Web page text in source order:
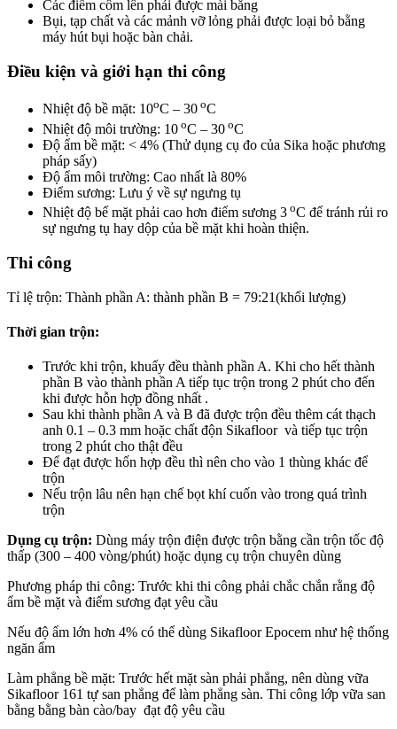
Các điểm côm lên phải được mài bằng
Bụi, tạp chất và các mảnh vỡ lỏng phải được loại bỏ bằng
máy hút bụi hoặc bàn chải.
Điều kiện và giới hạn thi công
Nhiệt độ bề mặt: 10oC – 30 oC
Nhiệt độ môi trường: 10 oC – 30 oC
Độ ẩm bề mặt: < 4% (Thử dụng cụ đo của Sika hoặc phương
pháp sấy)
Độ ẩm môi trường: Cao nhất là 80%
Điểm sương: Lưu ý về sự ngưng tụ
Nhiệt độ bế mặt phải cao hơn điểm sương 3 oC để tránh rủi ro
sự ngưng tụ hay dộp của bề mặt khi hoàn thiện.
Thi công
Tỉ lệ trộn: Thành phần A: thành phần B = 79:21(khối lượng)
Thời gian trộn:
Trước khi trộn, khuấy đều thành phần A. Khi cho hết thành
phần B vào thành phần A tiếp tục trộn trong 2 phút cho đến
khi được hỗn hợp đồng nhất .
Sau khi thành phần A và B đã được trộn đều thêm cát thạch
anh 0.1 – 0.3 mm hoặc chất độn Sikafloor và tiếp tục trộn
trong 2 phút cho thật đều
Để đạt được hốn hợp đều thì nên cho vào 1 thùng khác để
trộn
Nếu trộn lâu nên hạn chế bọt khí cuốn vào trong quá trình
trộn
Dụng cụ trộn: Dùng máy trộn điện được trộn bằng cần trộn tốc độ
thấp (300 – 400 vòng/phút) hoặc dụng cụ trộn chuyên dùng
Phương pháp thi công: Trước khi thi công phải chắc chắn rằng độ
ẩm bề mặt và điểm sương đạt yêu cầu
Nếu độ ẩm lớn hơn 4% có thể dùng Sikafloor Epocem như hệ thống
ngăn ẩm
Làm phẳng bề mặt: Trước hết mặt sàn phải phẳng, nên dùng vữa
Sikafloor 161 tự san phẳng để làm phẳng sàn. Thi công lớp vữa san
bằng bằng bàn cào/bay đạt độ yêu cầu